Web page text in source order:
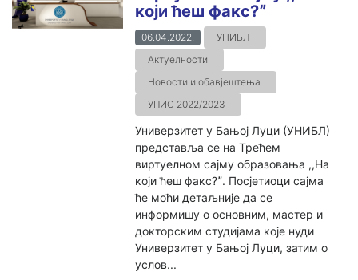
који ћеш факс?ˮ
06.04.2022.
УНИБЛ
Актуелности
Новости и обавјештења
УПИС 2022/2023
Универзитет у Бањој Луци (УНИБЛ)
представља се на Трећем
виртуелном сајму образовања ,,На
који ћеш факс?ˮ. Посјетиоци сајма
ће моћи детаљније да се
информишу о основним, мастер и
докторским студијама које нуди
Универзитет у Бањој Луци, затим о
услов...